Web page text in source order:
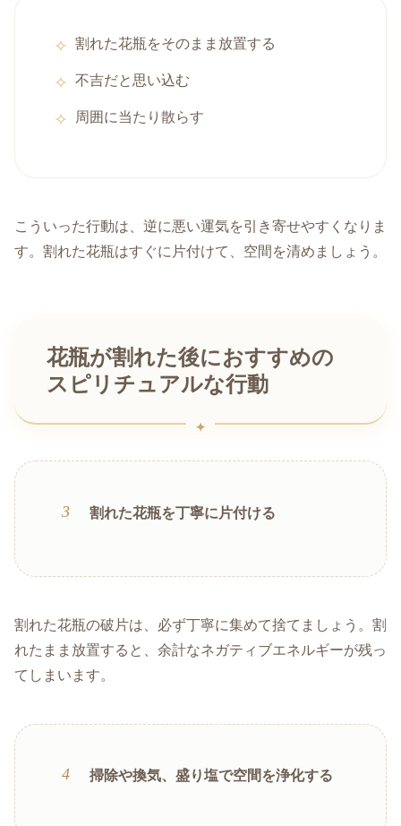
割れた花瓶をそのまま放置する
不吉だと思い込む
周囲に当たり散らす
こういった行動は、逆に悪い運気を引き寄せやすくなりま
す。割れた花瓶はすぐに片付けて、空間を清めましょう。
花瓶が割れた後におすすめの
スピリチュアルな行動
割れた花瓶を丁寧に片付ける
割れた花瓶の破片は、必ず丁寧に集めて捨てましょう。割
れたまま放置すると、余計なネガティブエネルギーが残っ
てしまいます。
掃除や換気、盛り塩で空間を浄化する